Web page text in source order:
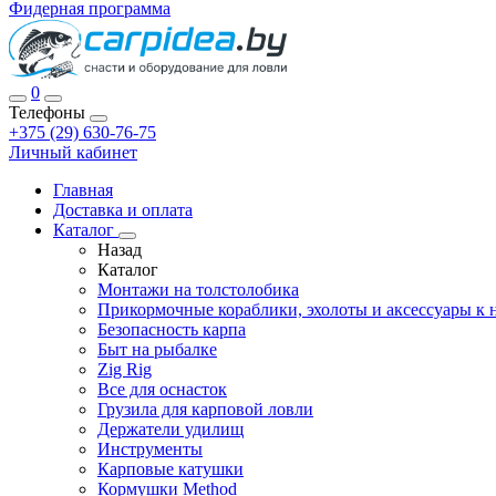
Фидерная программа
0
Телефоны
+375 (29) 630-76-75
Личный кабинет
Главная
Доставка и оплата
Каталог
Назад
Каталог
Монтажи на толстолобика
Прикормочные кораблики, эхолоты и аксессуары к
Безопасность карпа
Быт на рыбалке
Zig Rig
Все для оснасток
Грузила для карповой ловли
Держатели удилищ
Инструменты
Карповые катушки
Кормушки Method